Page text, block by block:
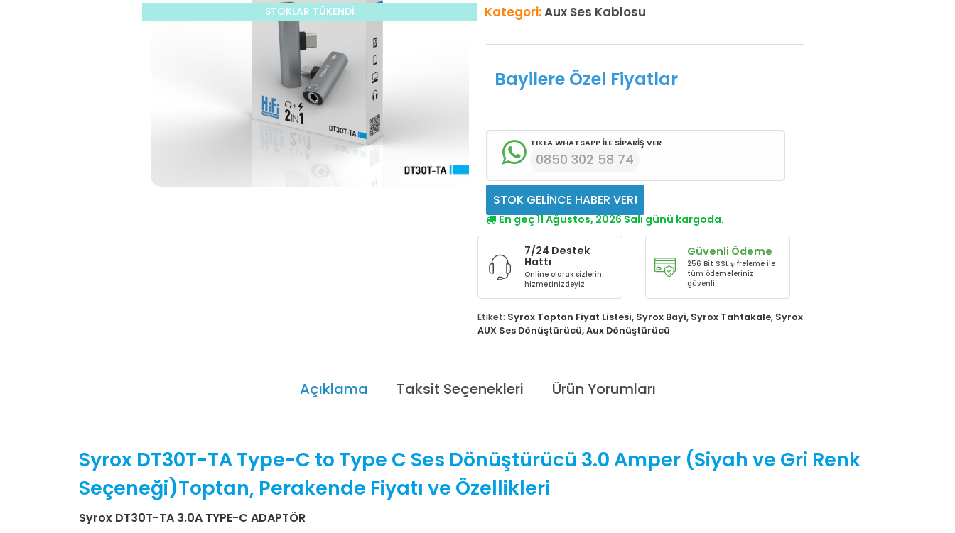
STOKLAR TÜKENDİ Kategori:Aux Ses Kablosu
Bayilere Özel Fiyatlar
TIKLA WHATSAPP İLE SİPARİŞ VER
0850 302 58 74
STOK GELİNCE HABER VER!
En geç 11 Ağustos, 2026 Salı günü kargoda.
7/24 Destek
Hattı
Online olarak sizlerin
hizmetinizdeyiz.
Güvenli Ödeme
256 Bit SSL şifreleme ile
tüm ödemeleriniz
güvenli.
Etiket: Syrox Toptan Fiyat Listesi, Syrox Bayi, Syrox Tahtakale, Syrox
AUX Ses Dönüştürücü,Aux Dönüştürücü
Açıklama Taksit Seçenekleri Ürün Yorumları
Syrox DT30T-TA Type-C to Type C Ses Dönüştürücü 3.0 Amper (Siyah ve Gri Renk
Seçeneği)Toptan, Perakende Fiyatı ve Özellikleri
Syrox DT30T-TA 3.0A TYPE-C ADAPTÖR